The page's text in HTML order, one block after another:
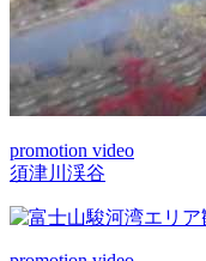
promotion video
須津川渓谷